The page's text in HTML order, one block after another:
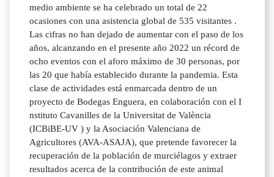
medio ambiente se ha celebrado un total de 22
ocasiones con una asistencia global de 535 visitantes .
Las cifras no han dejado de aumentar con el paso de los
años, alcanzando en el presente año 2022 un récord de
ocho eventos con el aforo máximo de 30 personas, por
las 20 que había establecido durante la pandemia. Esta
clase de actividades está enmarcada dentro de un
proyecto de Bodegas Enguera, en colaboración con el I
nstituto Cavanilles de la Universitat de València
(ICBiBE-UV ) y la Asociación Valenciana de
Agricultores (AVA-ASAJA), que pretende favorecer la
recuperación de la población de murciélagos y extraer
resultados acerca de la contribución de este animal